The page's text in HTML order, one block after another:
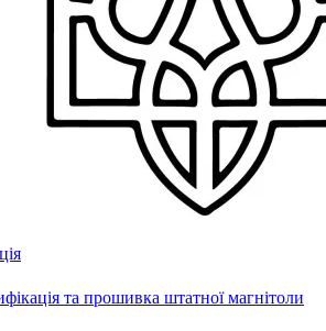
та прошивка штатної магнітоли